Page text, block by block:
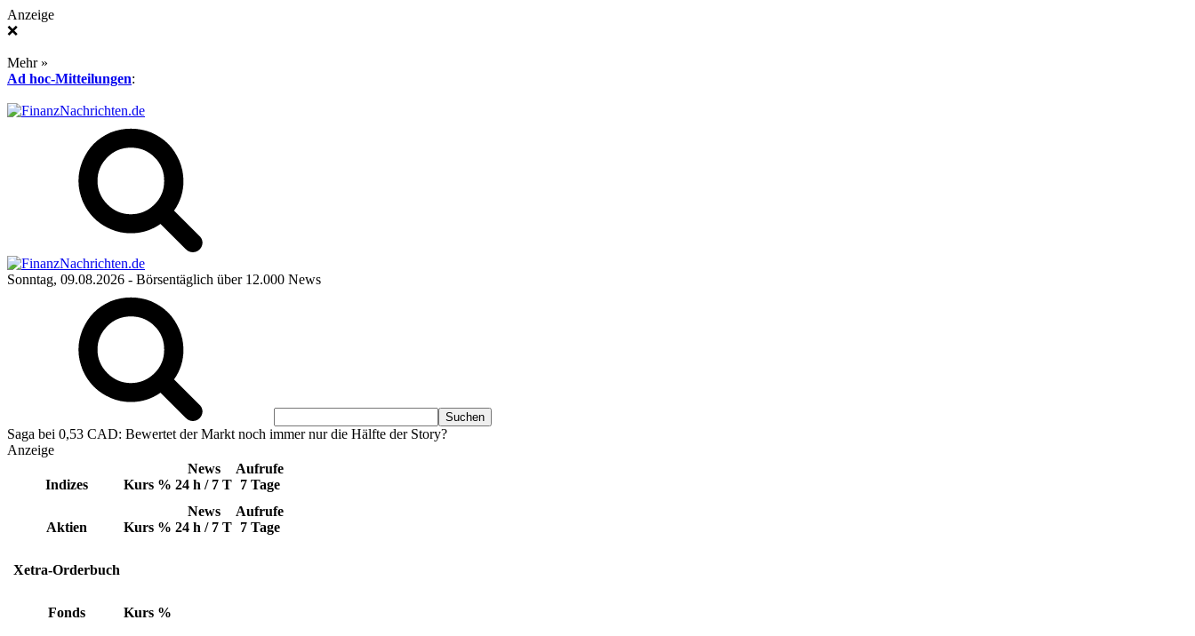
Anzeige
❌
Mehr »
Ad hoc-Mitteilungen:
Sonntag, 09.08.2026 - Börsentäglich über 12.000 News
Saga bei 0,53 CAD: Bewertet der Markt noch immer nur die Hälfte der Story?
Anzeige
Indizes Kurs %
News
24 h / 7 T
Aufrufe
7 Tage
Aktien Kurs %
News
24 h / 7 T
Aufrufe
7 Tage
Xetra-Orderbuch
Fonds Kurs %